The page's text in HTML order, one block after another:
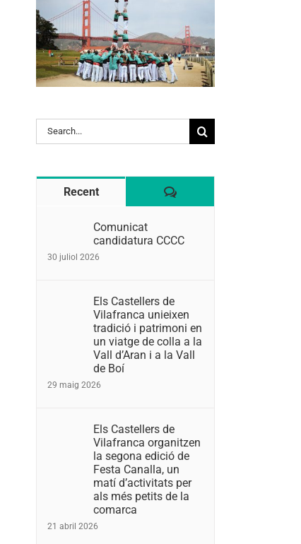
Search
for:
Recent Comentaris
Comunicat
candidatura CCCC
30 juliol 2026
Els Castellers de
Vilafranca unieixen
tradició i patrimoni en
un viatge de colla a la
Vall d’Aran i a la Vall
de Boí
29 maig 2026
Els Castellers de
Vilafranca organitzen
la segona edició de
Festa Canalla, un
matí d’activitats per
als més petits de la
comarca
21 abril 2026